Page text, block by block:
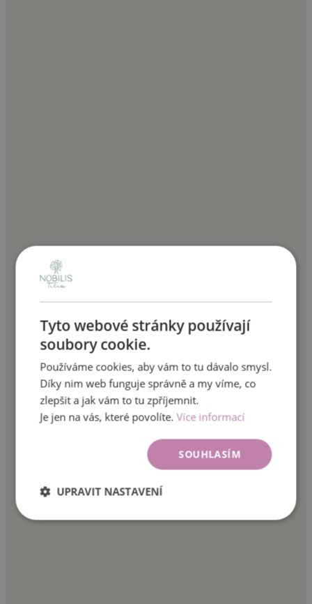
Tyto webové stránky používají
soubory cookie.
Používáme cookies, aby vám to tu dávalo smysl.
Díky nim web funguje správně a my víme, co
zlepšit a jak vám to tu zpříjemnit.
Je jen na vás, které povolíte.Více informací
SOUHLASÍM
UPRAVIT NASTAVENÍ